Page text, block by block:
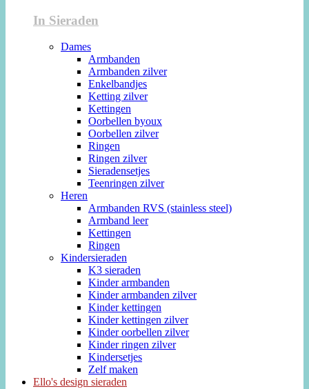
In Sieraden
Dames
Armbanden
Armbanden zilver
Enkelbandjes
Ketting zilver
Kettingen
Oorbellen byoux
Oorbellen zilver
Ringen
Ringen zilver
Sieradensetjes
Teenringen zilver
Heren
Armbanden RVS (stainless steel)
Armband leer
Kettingen
Ringen
Kindersieraden
K3 sieraden
Kinder armbanden
Kinder armbanden zilver
Kinder kettingen
Kinder kettingen zilver
Kinder oorbellen zilver
Kinder ringen zilver
Kindersetjes
Zelf maken
Ello's design sieraden